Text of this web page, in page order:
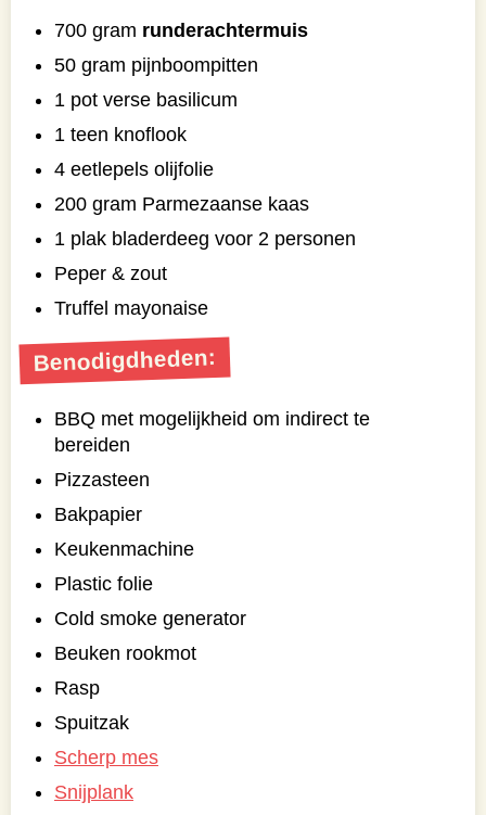
700 gram runderachtermuis
50 gram pijnboompitten
1 pot verse basilicum
1 teen knoflook
4 eetlepels olijfolie
200 gram Parmezaanse kaas
1 plak bladerdeeg voor 2 personen
Peper & zout
Truffel mayonaise
Benodigdheden:
BBQ met mogelijkheid om indirect te
bereiden
Pizzasteen
Bakpapier
Keukenmachine
Plastic folie
Cold smoke generator
Beuken rookmot
Rasp
Spuitzak
Scherp mes
Snijplank